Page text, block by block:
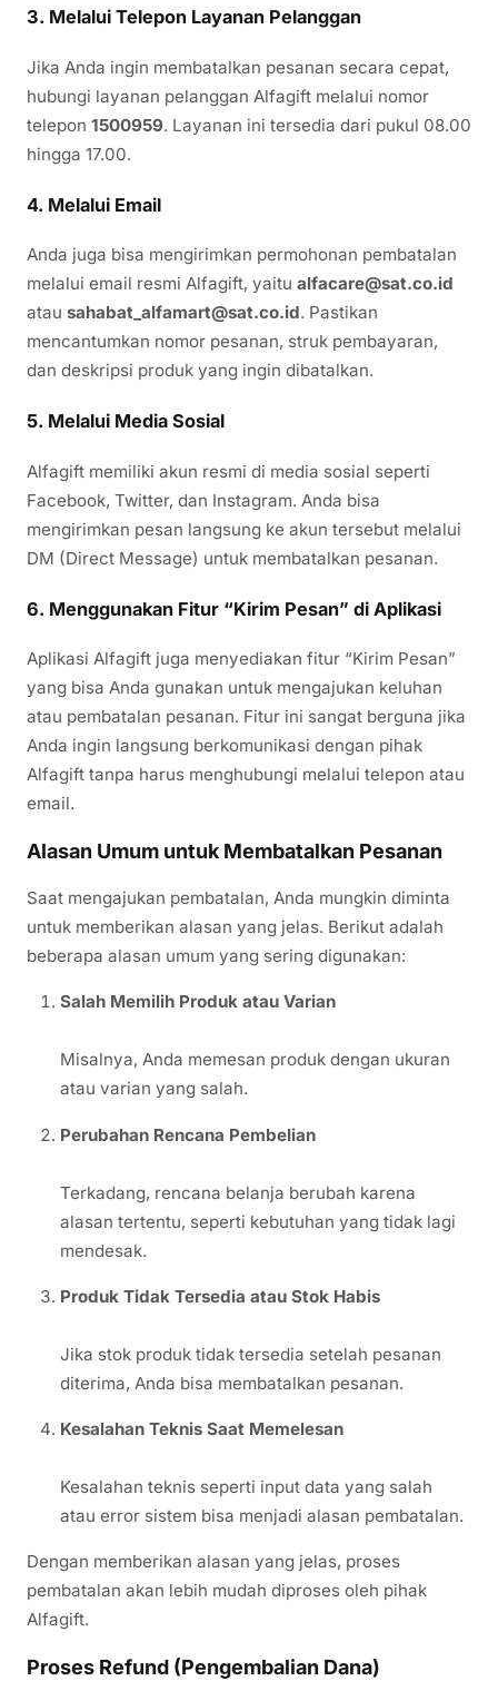
3. Melalui Telepon Layanan Pelanggan
Jika Anda ingin membatalkan pesanan secara cepat,
hubungi layanan pelanggan Alfagift melalui nomor
telepon 1500959. Layanan ini tersedia dari pukul 08.00
hingga 17.00.
4. Melalui Email
Anda juga bisa mengirimkan permohonan pembatalan
melalui email resmi Alfagift, yaitu alfacare@sat.co.id
atau sahabat_alfamart@sat.co.id. Pastikan
mencantumkan nomor pesanan, struk pembayaran,
dan deskripsi produk yang ingin dibatalkan.
5. Melalui Media Sosial
Alfagift memiliki akun resmi di media sosial seperti
Facebook, Twitter, dan Instagram. Anda bisa
mengirimkan pesan langsung ke akun tersebut melalui
DM (Direct Message) untuk membatalkan pesanan.
6. Menggunakan Fitur “Kirim Pesan” di Aplikasi
Aplikasi Alfagift juga menyediakan fitur “Kirim Pesan”
yang bisa Anda gunakan untuk mengajukan keluhan
atau pembatalan pesanan. Fitur ini sangat berguna jika
Anda ingin langsung berkomunikasi dengan pihak
Alfagift tanpa harus menghubungi melalui telepon atau
email.
Alasan Umum untuk Membatalkan Pesanan
Saat mengajukan pembatalan, Anda mungkin diminta
untuk memberikan alasan yang jelas. Berikut adalah
beberapa alasan umum yang sering digunakan:
Salah Memilih Produk atau Varian
Misalnya, Anda memesan produk dengan ukuran
atau varian yang salah.
Perubahan Rencana Pembelian
Terkadang, rencana belanja berubah karena
alasan tertentu, seperti kebutuhan yang tidak lagi
mendesak.
Produk Tidak Tersedia atau Stok Habis
Jika stok produk tidak tersedia setelah pesanan
diterima, Anda bisa membatalkan pesanan.
Kesalahan Teknis Saat Memelesan
Kesalahan teknis seperti input data yang salah
atau error sistem bisa menjadi alasan pembatalan.
Dengan memberikan alasan yang jelas, proses
pembatalan akan lebih mudah diproses oleh pihak
Alfagift.
Proses Refund (Pengembalian Dana)